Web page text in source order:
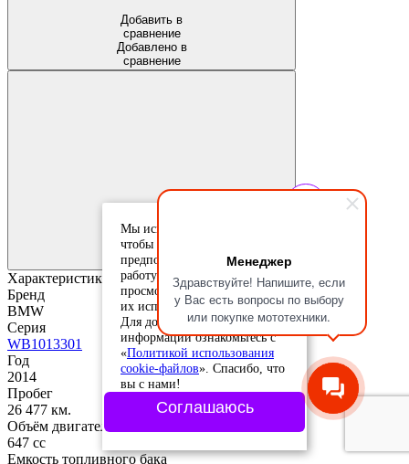
Менеджер
Здравствуйте! Напишите, если
у Вас есть вопросы по выбору
или покупке мототехники.
Добавить в
сравнение
Добавлено в
сравнение
избранное
Добавлено в
избранное
Характеристики
Бренд
BMW
Серия
WB1013301
Год
2014
Пробег
26 477 км.
Объём двигателя
647 cc
Емкость топливного бака
Мы используем cookie-файлы,
чтобы учесть ваши
предпочтения и улучшить
работу сайта. Продолжая
просмотр, вы соглашаетесь с
их использованием.
Для дополнительной
информации ознакомьтесь с
«Политикой использования
cookie-файлов». Спасибо, что
вы с нами!
Соглашаюсь